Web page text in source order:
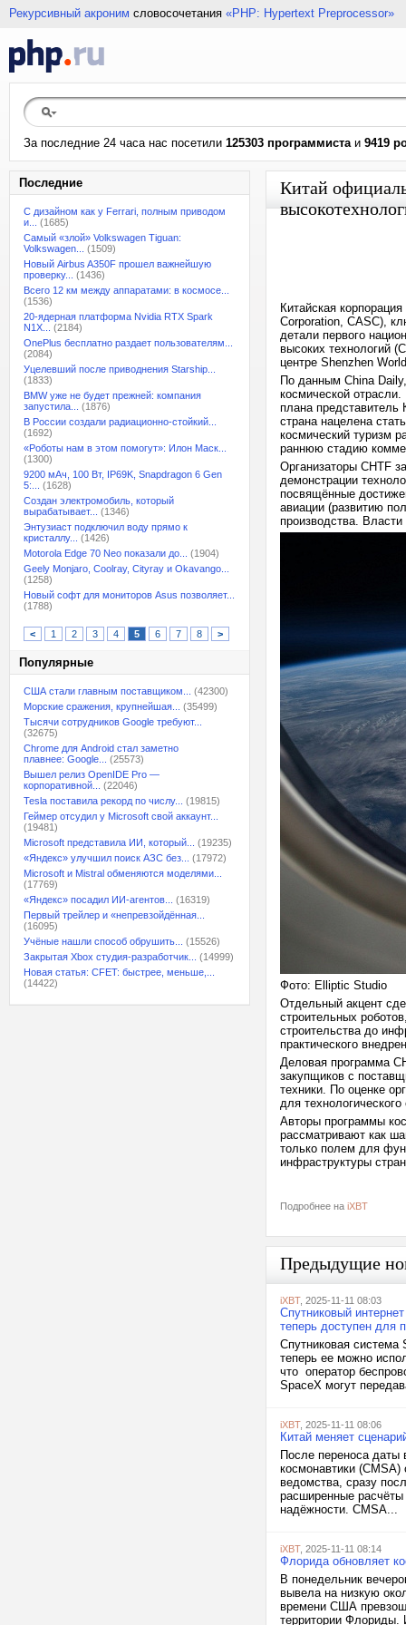
Рекурсивный акроним словосочетания «PHP: Hypertext Preprocessor»
За последние 24 часа нас посетили 125303 программистаи 9419
Последние
С дизайном как у Ferrari, полным приводом
и...
(1685)
Самый «злой» Volkswagen Tiguan:
Volkswagen...
(1509)
Новый Airbus A350F прошел важнейшую
проверку...
(1436)
Всего 12 км между аппаратами: в космосе...
(1536)
20-ядерная платформа Nvidia RTX Spark
N1X...
(2184)
OnePlus бесплатно раздает пользователям...
(2084)
Уцелевший после приводнения Starship...
(1833)
BMW уже не будет прежней: компания
запустила...
(1876)
В России создали радиационно-стойкий...
(1692)
«Роботы нам в этом помогут»: Илон Маск...
(1300)
9200 мАч, 100 Вт, IP69K, Snapdragon 6 Gen
5:...
(1628)
Создан электромобиль, который
вырабатывает...
(1346)
Энтузиаст подключил воду прямо к
кристаллу...
(1426)
Motorola Edge 70 Neo показали до...
(1904)
Geely Monjaro, Coolray, Cityray и Okavango...
(1258)
Новый софт для мониторов Asus позволяет...
(1788)
< 1 2 3 4 5 6 7 8 >
Популярные
США стали главным поставщиком...
(42300)
Морские сражения, крупнейшая...
(35499)
Тысячи сотрудников Google требуют...
(32675)
Chrome для Android стал заметно
плавнее: Google...
(25573)
Вышел релиз OpenIDE Pro —
корпоративной...
(22046)
Tesla поставила рекорд по числу...
(19815)
Геймер отсудил у Microsoft свой аккаунт...
(19481)
Microsoft представила ИИ, который...
(19235)
«Яндекс» улучшил поиск АЗС без...
(17972)
Microsoft и Mistral обменяются моделями...
(17769)
«Яндекс» посадил ИИ-агентов...
(16319)
Первый трейлер и «непревзойдённая...
(16095)
Учёные нашли способ обрушить...
(15526)
Закрытая Xbox студия-разработчик...
(14999)
Новая статья: CFET: быстрее, меньше,...
(14422)
Китай
Китайская
Corporation, CASC),
детали первого
высоких технологий
центре Shenzhen
По данным China
космической отрасли.
плана представитель
страна нацелена
космический туризм
раннюю стадию
Организаторы CHTF
демонстрации
посвящённые
авиации (развитию
производства.
Фото: Elliptic Studio
Отдельный акцент
строительных
строительства до
практического
Деловая программа
закупщиков с
техники. По оценке
для
Авторы программы
рассматривают как
только полем для
инфраструктуры
Подробнее на iXBT
Предыдущие
iXBT, 2025-11-11 08:03
Спутниковый
теперь доступен для
Спутниковая
теперь ее можно
что оператор
SpaceX могут
iXBT, 2025-11-11 08:06
Китай меняет
После переноса даты
космонавтики
ведомства, сразу
расширенные расчёты
надёжности. CMSA...
iXBT, 2025-11-11 08:14
Флорида обновляет
В понедельник
вывела на низкую
времени США
территории Флориды.